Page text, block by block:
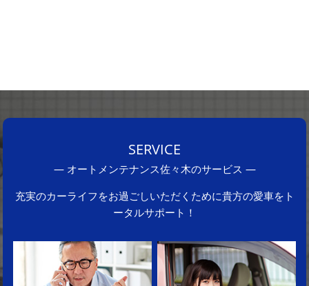
SERVICE
― オートメンテナンス佐々木のサービス ―
充実のカーライフをお過ごしいただくために貴方の愛車をト
ータルサポート！